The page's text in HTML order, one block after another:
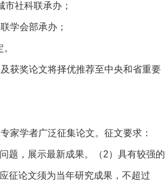
市社科联承办；
学会部承办；
获奖论文将择优推荐至中央和省重要
家学者广泛征集论文。征文要求：
题，展示最新成果。（2）具有较强的
征论文须为当年研究成果，不超过